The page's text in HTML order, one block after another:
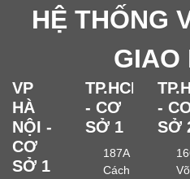
HỆ THỐNG
GIAO
VP
HÀ
NỘI -
CƠ
SỞ 1
TP.HCM
- CƠ
SỞ 1
187A
Cách
-
SỞ
Võ